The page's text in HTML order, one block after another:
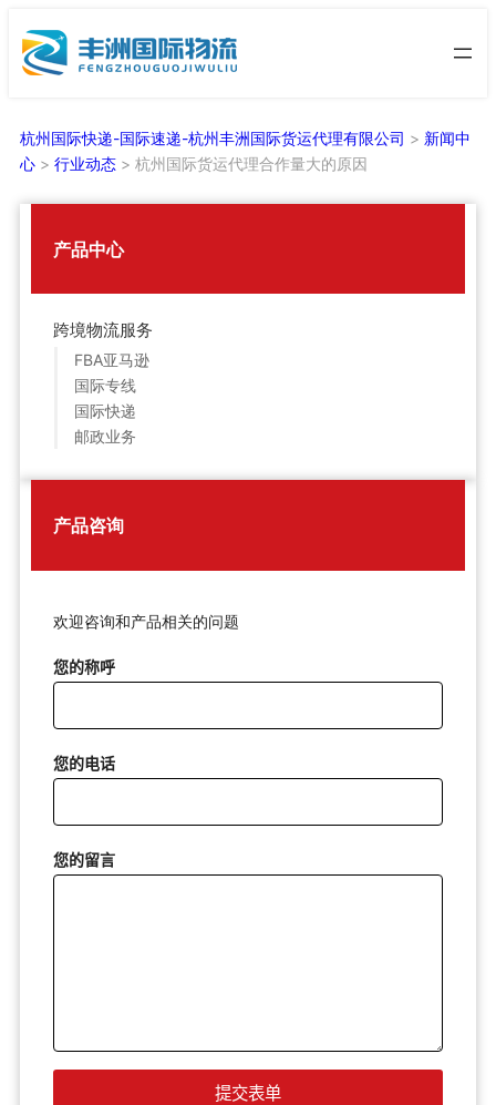
至
杭州国际快递-国际速递-杭州丰洲国际货运代理有限公司 > 新闻中
心 > 行业动态 > 杭州国际货运代理合作量大的原因
产品中心
跨境物流服务
FBA亚马逊
国际专线
国际快递
邮政业务
产品咨询
欢迎咨询和产品相关的问题
您的称呼
您的电话
您的留言